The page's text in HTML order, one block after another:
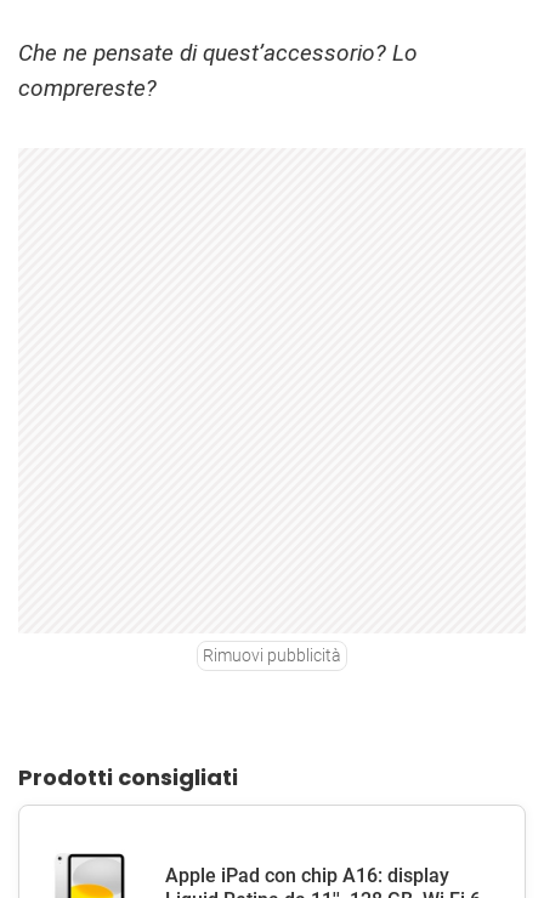
Che ne pensate di quest’accessorio? Lo
comprereste?
Rimuovi pubblicità
Prodotti consigliati
Apple iPad con chip A16: display